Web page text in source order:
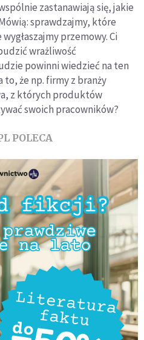
zastanawiają się, jakie
sprawdzajmy, które
przemowy. Ci
wrażliwość
powinni wiedzieć na ten
że np. firmy z branży
z których produktów
swoich pracowników?
POLECA